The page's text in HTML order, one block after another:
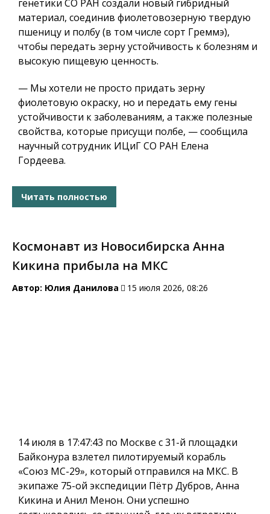
генетики СО РАН создали новый гибридный
материал, соединив фиолетовозерную твердую
пшеницу и полбу (в том числе сорт Греммэ),
чтобы передать зерну устойчивость к болезням и
высокую пищевую ценность.
— Мы хотели не просто придать зерну
фиолетовую окраску, но и передать ему гены
устойчивости к заболеваниям, а также полезные
свойства, которые присущи полбе, — сообщила
научный сотрудник ИЦиГ СО РАН Елена
Гордеева.
Читать полностью
Космонавт из Новосибирска Анна
Кикина прибыла на МКС
Автор: Юлия Данилова 15 июля 2026, 08:26
14 июля в 17:47:43 по Москве с 31-й площадки
Байконура взлетел пилотируемый корабль
«Союз МС-29», который отправился на МКС. В
экипаже 75-ой экспедиции Пётр Дубров, Анна
Кикина и Анил Менон. Они успешно